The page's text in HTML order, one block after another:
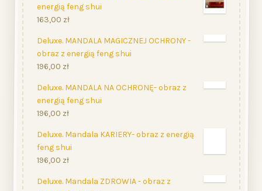
energią feng shui
163,00 zł
Deluxe. MANDALA MAGICZNEJ OCHRONY -
obraz z energią feng shui
196,00 zł
Deluxe. MANDALA NA OCHRONĘ- obraz z
energią feng shui
196,00 zł
Deluxe. Mandala KARIERY- obraz z energią
feng shui
196,00 zł
Deluxe. Mandala ZDROWIA - obraz z